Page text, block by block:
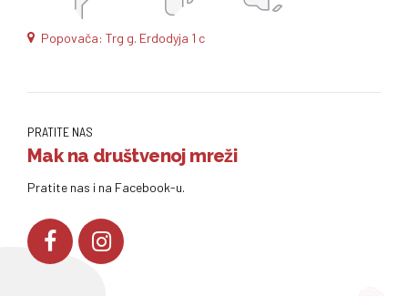
Popovača: Trg g. Erdodyja 1 c
PRATITE NAS
Mak na društvenoj mreži
Pratite nas i na Facebook-u.